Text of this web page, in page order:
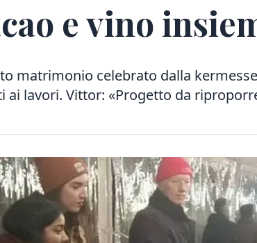
e vino
matrimonio celebrato dalla
ai lavori. Vittor: «Progetto da